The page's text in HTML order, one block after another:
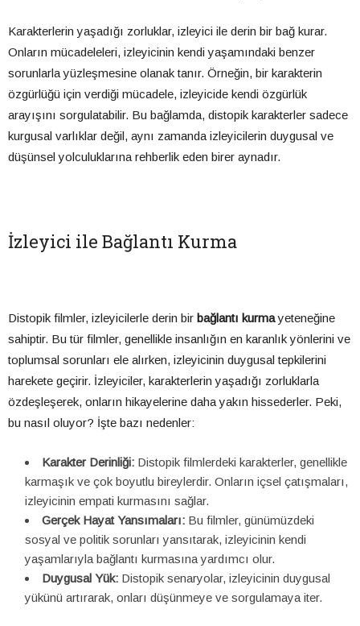
Karakterlerin yaşadığı zorluklar, izleyici ile derin bir bağ kurar.
Onların mücadeleleri, izleyicinin kendi yaşamındaki benzer
sorunlarla yüzleşmesine olanak tanır. Örneğin, bir karakterin
özgürlüğü için verdiği mücadele, izleyicide kendi özgürlük
arayışını sorgulatabilir. Bu bağlamda, distopik karakterler sadece
kurgusal varlıklar değil, aynı zamanda izleyicilerin duygusal ve
düşünsel yolculuklarına rehberlik eden birer aynadır.
İzleyici ile Bağlantı Kurma
Distopik filmler, izleyicilerle derin bir bağlantı kurmayeteneğine
sahiptir. Bu tür filmler, genellikle insanlığın en karanlık yönlerini ve
toplumsal sorunları ele alırken, izleyicinin duygusal tepkilerini
harekete geçirir. İzleyiciler, karakterlerin yaşadığı zorluklarla
özdeşleşerek, onların hikayelerine daha yakın hissederler. Peki,
bu nasıl oluyor? İşte bazı nedenler:
Karakter Derinliği: Distopik filmlerdeki karakterler, genellikle
karmaşık ve çok boyutlu bireylerdir. Onların içsel çatışmaları,
izleyicinin empati kurmasını sağlar.
Gerçek Hayat Yansımaları: Bu filmler, günümüzdeki
sosyal ve politik sorunları yansıtarak, izleyicinin kendi
yaşamlarıyla bağlantı kurmasına yardımcı olur.
Duygusal Yük: Distopik senaryolar, izleyicinin duygusal
yükünü artırarak, onları düşünmeye ve sorgulamaya iter.